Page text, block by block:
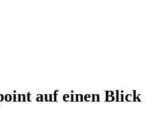
auf einen Blick